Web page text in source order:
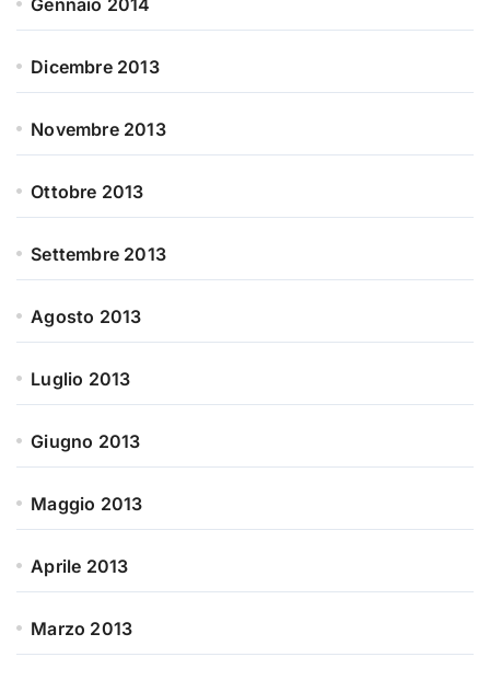
Dicembre 2013
Novembre 2013
Ottobre 2013
Settembre 2013
Agosto 2013
Luglio 2013
Giugno 2013
Maggio 2013
Aprile 2013
Marzo 2013